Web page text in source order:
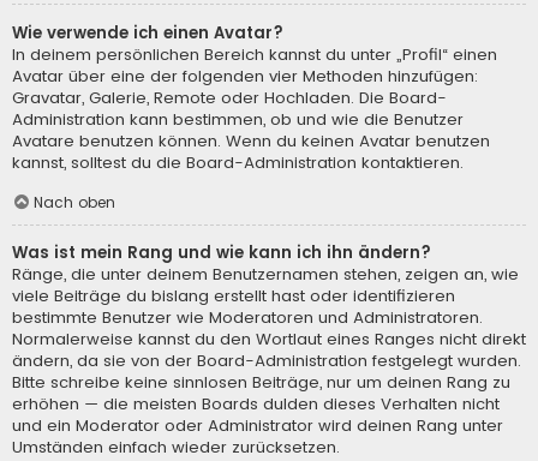
Wie verwende ich einen Avatar?
In deinem persönlichen Bereich kannst du unter „Profil“ einen
Avatar über eine der folgenden vier Methoden hinzufügen:
Gravatar, Galerie, Remote oder Hochladen. Die Board-
Administration kann bestimmen, ob und wie die Benutzer
Avatare benutzen können. Wenn du keinen Avatar benutzen
kannst, solltest du die Board-Administration kontaktieren.
Nach oben
Was ist mein Rang und wie kann ich ihn ändern?
Ränge, die unter deinem Benutzernamen stehen, zeigen an, wie
viele Beiträge du bislang erstellt hast oder identifizieren
bestimmte Benutzer wie Moderatoren und Administratoren.
Normalerweise kannst du den Wortlaut eines Ranges nicht direkt
ändern, da sie von der Board-Administration festgelegt wurden.
Bitte schreibe keine sinnlosen Beiträge, nur um deinen Rang zu
erhöhen — die meisten Boards dulden dieses Verhalten nicht
und ein Moderator oder Administrator wird deinen Rang unter
Umständen einfach wieder zurücksetzen.